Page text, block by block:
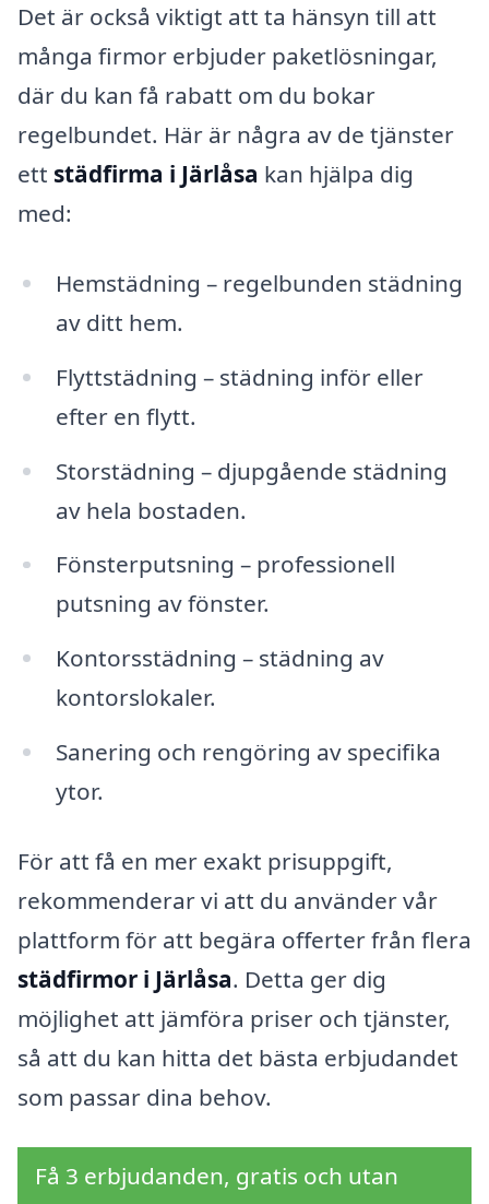
Det är också viktigt att ta hänsyn till att
många firmor erbjuder paketlösningar,
där du kan få rabatt om du bokar
regelbundet. Här är några av de tjänster
ett städfirma i Järlåsa kan hjälpa dig
med:
Hemstädning – regelbunden städning
av ditt hem.
Flyttstädning – städning inför eller
efter en flytt.
Storstädning – djupgående städning
av hela bostaden.
Fönsterputsning – professionell
putsning av fönster.
Kontorsstädning – städning av
kontorslokaler.
Sanering och rengöring av specifika
ytor.
För att få en mer exakt prisuppgift,
rekommenderar vi att du använder vår
plattform för att begära offerter från flera
städfirmor i Järlåsa. Detta ger dig
möjlighet att jämföra priser och tjänster,
så att du kan hitta det bästa erbjudandet
som passar dina behov.
Få 3 erbjudanden, gratis och utan